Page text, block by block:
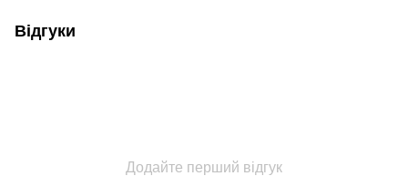
Відгуки
Додайте перший відгук